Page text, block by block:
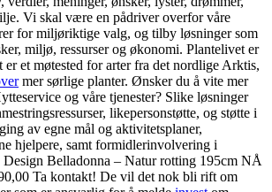
Vi skal være en pådriver overfor våre
for miljøriktige valg, og tilby løsninger som
miljø, ressurser og økonomi. Plantelivet er
er et møtested for arter fra det nordlige Arktis,
mer sørlige planter. Ønsker du å vite mer
og våre tjenester? Slike løsninger
likepersonstøtte, og støtte i
av egne mål og aktivitetsplaner,
hjelpere, samt formidlerinvolvering i
Belladonna – Natur rotting 195cm NÅ
Ta kontakt! De vil det nok bli rift om